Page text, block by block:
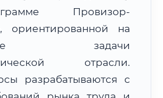
км
Провизор-
ориентированной на
задачи
отрасли.
разрабатываются с